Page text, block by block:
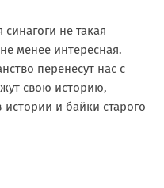
не такая
менее интересная.
перенесут нас с
свою историю,
истории и байки старого